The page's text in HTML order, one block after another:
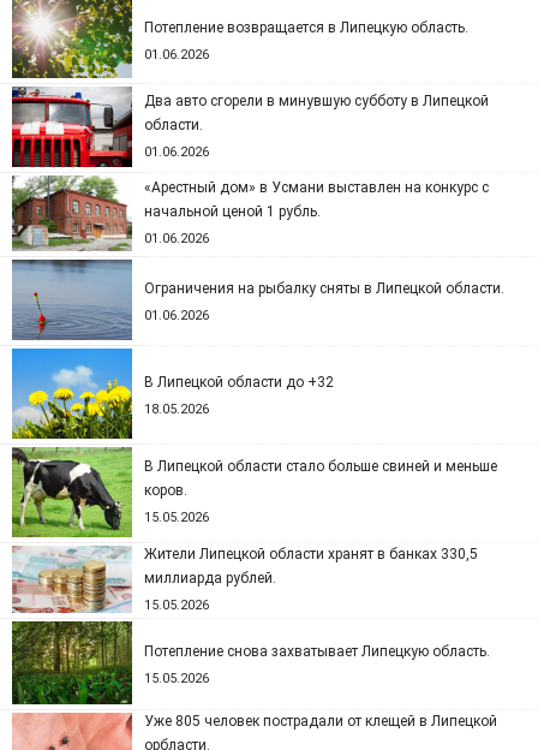
Потепление возвращается в Липецкую область.
01.06.2026
Два авто сгорели в минувшую субботу в Липецкой
области.
01.06.2026
«Арестный дом» в Усмани выставлен на конкурс с
начальной ценой 1 рубль.
01.06.2026
Ограничения на рыбалку сняты в Липецкой области.
01.06.2026
В Липецкой области до +32
18.05.2026
В Липецкой области стало больше свиней и меньше
коров.
15.05.2026
Жители Липецкой области хранят в банках 330,5
миллиарда рублей.
15.05.2026
Потепление снова захватывает Липецкую область.
15.05.2026
Уже 805 человек пострадали от клещей в Липецкой
орбласти.